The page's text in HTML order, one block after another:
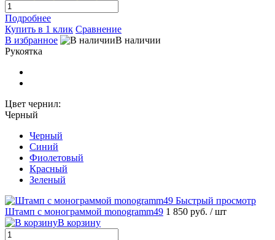
Подробнее
Купить в 1 клик Сравнение
В избранное
В наличии
Рукоятка
Цвет чернил:
Черный
Черный
Синий
Фиолетовый
Красный
Зеленый
Быстрый просмотр
Штамп с монограммой monogramm49 1 850 руб. / шт
В корзину